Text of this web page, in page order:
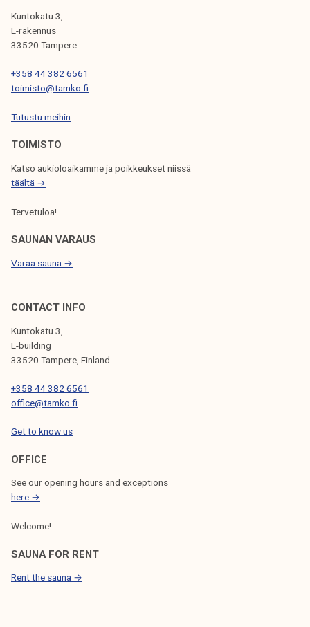
L
I
E
N
S
E
L
A
U
S
Kuntokatu 3,
L-rakennus
33520 Tampere
+358 44 382 6561
toimisto@tamko.fi
Tutustu meihin
TOIMISTO
Katso aukioloaikamme ja poikkeukset niissä
täältä →
Tervetuloa!
SAUNAN VARAUS
Varaa sauna →
CONTACT INFO
Kuntokatu 3,
L-building
33520 Tampere, Finland
+358 44 382 6561
office@tamko.fi
Get to know us
OFFICE
See our opening hours and exceptions
here →
Welcome!
SAUNA FOR RENT
Rent the sauna →